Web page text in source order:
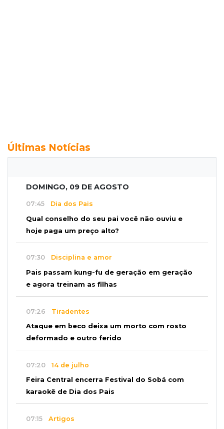
Últimas Notícias
DOMINGO, 09 DE AGOSTO
07:45 Dia dos Pais
Qual conselho do seu pai você não ouviu e
hoje paga um preço alto?
07:30 Disciplina e amor
Pais passam kung-fu de geração em geração
e agora treinam as filhas
07:26 Tiradentes
Ataque em beco deixa um morto com rosto
deformado e outro ferido
07:20 14 de julho
Feira Central encerra Festival do Sobá com
karaokê de Dia dos Pais
07:15 Artigos